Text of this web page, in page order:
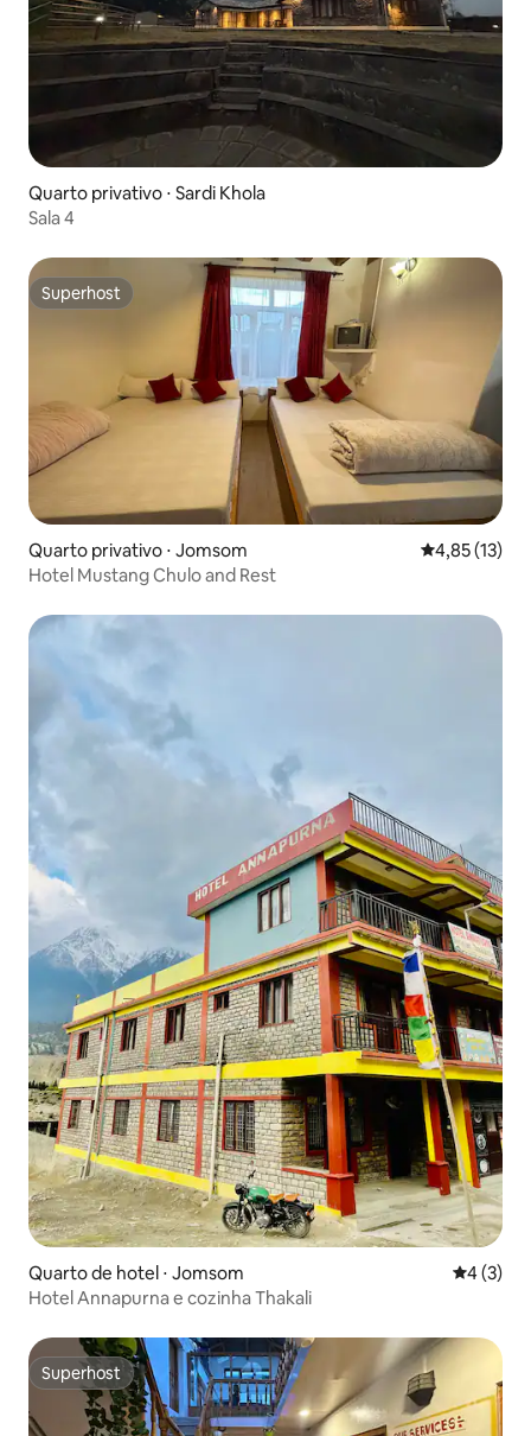
Quarto privativo ⋅ Sardi Khola
Sala 4
Superhost
Superhost
Quarto privativo ⋅ Jomsom 4,85 de uma
4,85 (13)
Hotel Mustang Chulo and Rest
Quarto de hotel ⋅ Jomsom 4 de
4 (3)
Hotel Annapurna e cozinha Thakali
Superhost
Superhost